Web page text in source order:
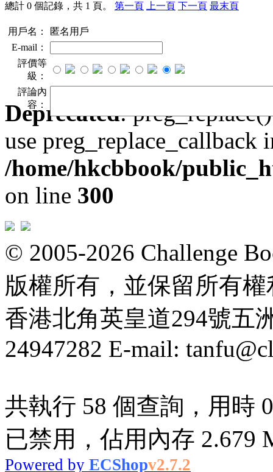
總計 0 個記錄，共 1 頁。 第一頁 上一頁 下一頁 最末頁
用戶名：
匿名用戶
E-mail：
評價等
級：
評論內
容：
Deprecated:
use preg_replace_callback
/home/hkcbbook/
on line 300
© 2005-2026 Challenge
版權所有，並保留所有權
香港北角英皇道294號五
24947282 E-mail:
共執行 58 個查詢，用時
已禁用，佔用內存 2.679
Powered by ECShopv2.7.2